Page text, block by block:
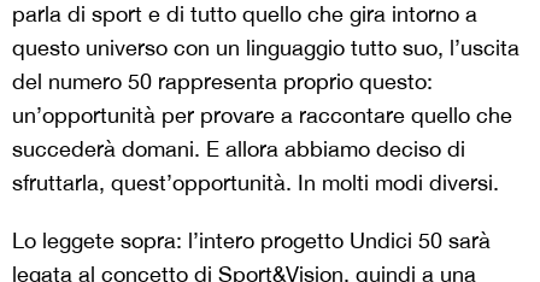
parla di sport e di tutto quello che gira intorno a
questo universo con un linguaggio tutto suo, l’uscita
del numero 50 rappresenta proprio questo:
un’opportunità per provare a raccontare quello che
succederà domani. E allora abbiamo deciso di
sfruttarla, quest’opportunità. In molti modi diversi.
Lo leggete sopra: l’intero progetto Undici 50 sarà
legata al concetto di Sport&Vision, quindi a una